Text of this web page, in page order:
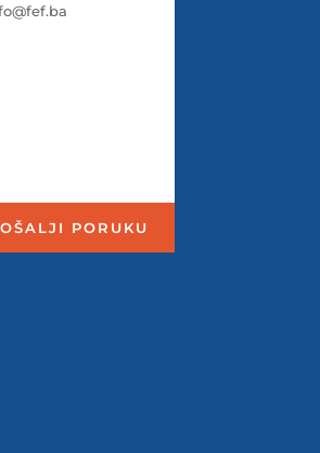
PORUKU